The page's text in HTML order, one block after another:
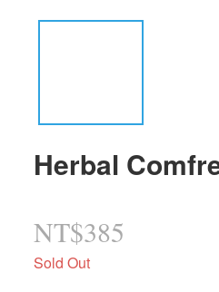
Herbal
NT$385
Sold Out